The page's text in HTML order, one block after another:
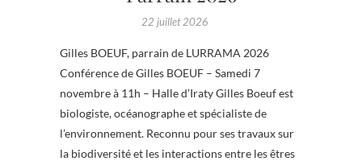
22 juillet 2026
Gilles BOEUF, parrain de LURRAMA 2026
Conférence de Gilles BOEUF – Samedi 7
novembre à 11h – Halle d’Iraty Gilles Boeuf est
biologiste, océanographe et spécialiste de
l’environnement. Reconnu pour ses travaux sur
la biodiversité et les interactions entre les êtres